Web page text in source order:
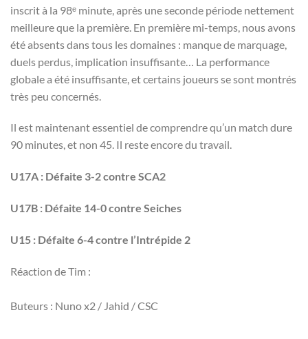
inscrit à la 98ᵉ minute, après une seconde période nettement
meilleure que la première. En première mi-temps, nous avons
été absents dans tous les domaines : manque de marquage,
duels perdus, implication insuffisante… La performance
globale a été insuffisante, et certains joueurs se sont montrés
très peu concernés.
Il est maintenant essentiel de comprendre qu’un match dure
90 minutes, et non 45. Il reste encore du travail.
U17A : Défaite 3-2 contre SCA2
U17B : Défaite 14-0 contre Seiches
U15 : Défaite 6-4 contre l’Intrépide 2
Réaction de Tim :
Buteurs : Nuno x2 / Jahid / CSC